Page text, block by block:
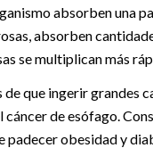
absorben una
absorben
se multiplican más
que ingerir grandes
cáncer de esófago.
padecer obesidad y